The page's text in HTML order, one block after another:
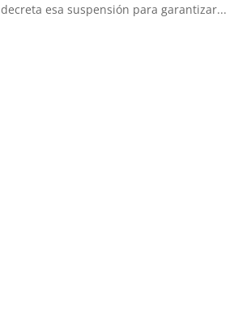
decreta esa suspensión para garantizar...